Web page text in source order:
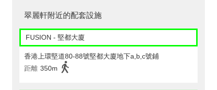
翠麗軒附近的配套設施
FUSION - 堅都大廈
香港上環堅道80-88號堅都大廈地下a,b,c號鋪
距離 350m